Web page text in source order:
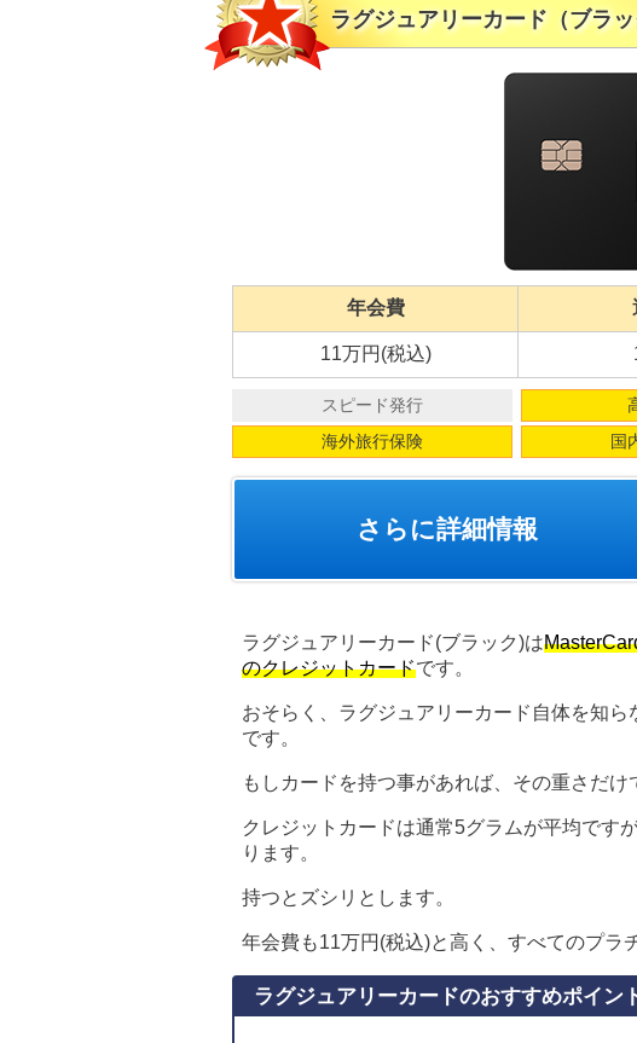
ラグジュアリーカード（ブラッ
年会費
11万円(税込)
スピード発行
海外旅行保険
国
さらに詳細情報
ラグジュアリーカード(ブラック)は
のクレジットカードです。
おそらく、ラグジュアリーカード自体を知
です。
もしカードを持つ事があれば、その重さだけ
クレジットカードは通常5グラムが平均です
ります。
持つとズシリとします。
年会費も11万円(税込)と高く、すべてのプラ
ラグジュアリーカードのおすすめポイン